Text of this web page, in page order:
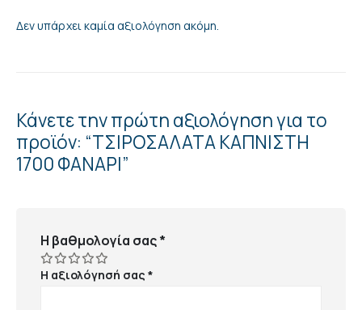
Δεν υπάρχει καμία αξιολόγηση ακόμη.
Κάνετε την πρώτη αξιολόγηση για το
προϊόν: “ΤΣΙΡΟΣΑΛΑΤΑ ΚΑΠΝΙΣΤΗ
1700 ΦΑΝΑΡΙ”
Η βαθμολογία σας*
Η αξιολόγησή σας*